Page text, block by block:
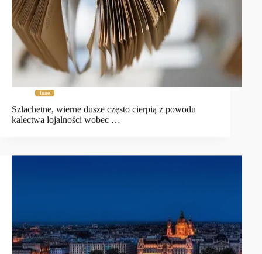
Inne
Szlachetne, wierne dusze często cierpią z powodu
kalectwa lojalności wobec …